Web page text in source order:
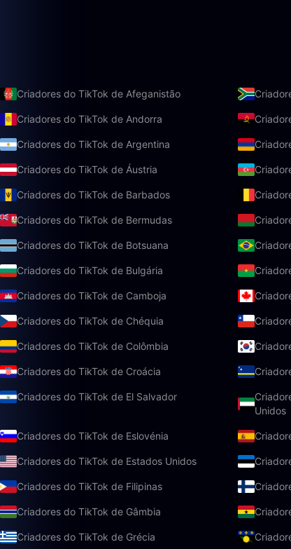
Criadores do TikTok de Afeganistão
Criadores do TikTok de Andorra
Criadores do TikTok de Argentina
Criadores do TikTok de Áustria
Criadores do TikTok de Barbados
Criadores do TikTok de Bermudas
Criadores do TikTok de Botsuana
Criadores do TikTok de Bulgária
Criadores do TikTok de Camboja
Criadores do TikTok de Chéquia
Criadores do TikTok de Colômbia
Criadores do TikTok de Croácia
Criadores do TikTok de El Salvador
Unidos
Criadores do TikTok de Eslovénia
Criadores do TikTok de Estados Unidos
Criadores do TikTok de Filipinas
Criadores do TikTok de Gâmbia
Criadores do TikTok de Grécia